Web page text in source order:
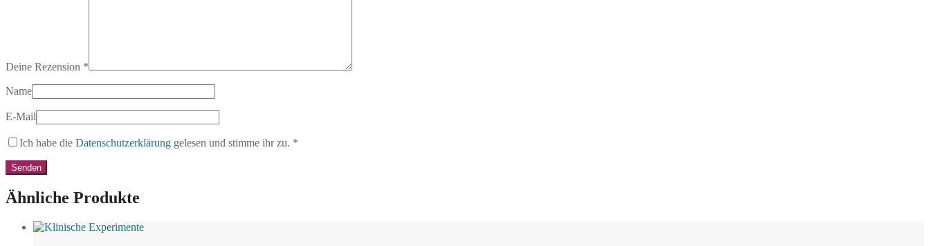
Deine Rezension *
Name
E-Mail
Ich habe die Datenschutzerklärung gelesen und stimme ihr zu. *
Ähnliche Produkte